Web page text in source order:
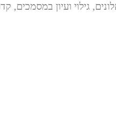
גילוי ועיון במסמכים,